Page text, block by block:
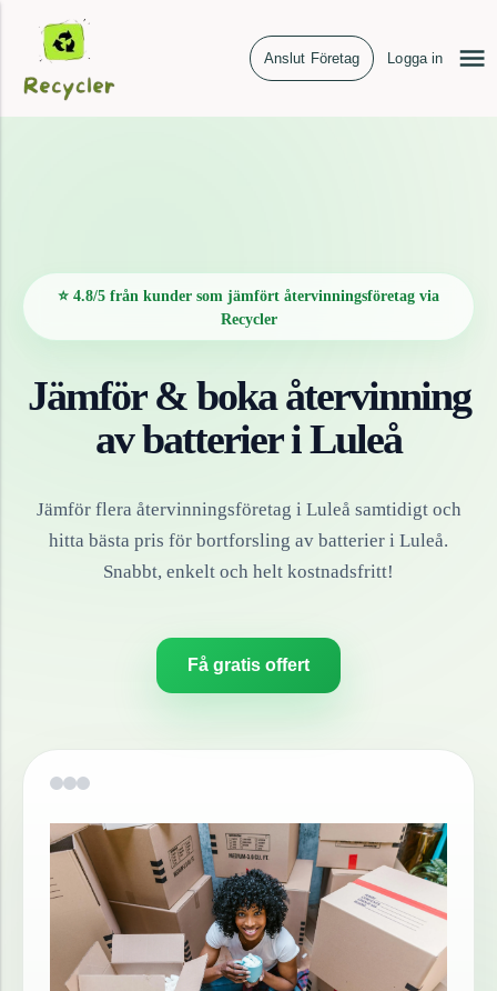
Anslut Företag Logga in
⭐ 4.8/5 från kunder som jämfört återvinningsföretag via
Recycler
Jämför & boka återvinning
avbatterieriLuleå
Jämför flera återvinningsföretag i Luleå samtidigt och
hitta bästa pris för bortforsling av batterier i Luleå.
Snabbt, enkelt och helt kostnadsfritt!
Få gratis offert